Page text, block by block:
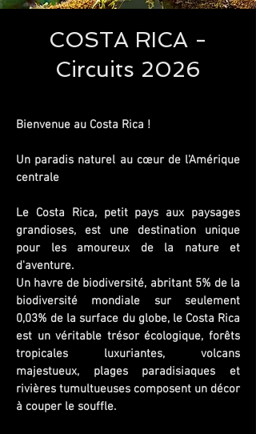
COSTA RICA -
Circuits 2026
Bienvenue au Costa Rica !
Un paradis naturel au cœur de l'Amérique
centrale
Le Costa Rica, petit pays aux paysages
grandioses, est une destination unique
pour les amoureux de la nature et
d'aventure.
Un havre de biodiversité, abritant 5% de la
biodiversité mondiale sur seulement
0,03% de la surface du globe, le Costa Rica
est un véritable trésor écologique, forêts
tropicales luxuriantes, volcans
majestueux, plages paradisiaques et
rivières tumultueuses composent un décor
à couper le souffle.